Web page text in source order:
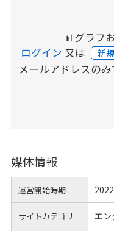
📊グラフ
ログイン 又は 新
メールアドレスのみ
媒体情報
運営開始時期
サイトカテゴリ エン